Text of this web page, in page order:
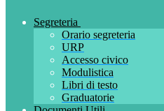
Segreteria
Orario segreteria
URP
Accesso civico
Modulistica
Libri di testo
Graduatorie